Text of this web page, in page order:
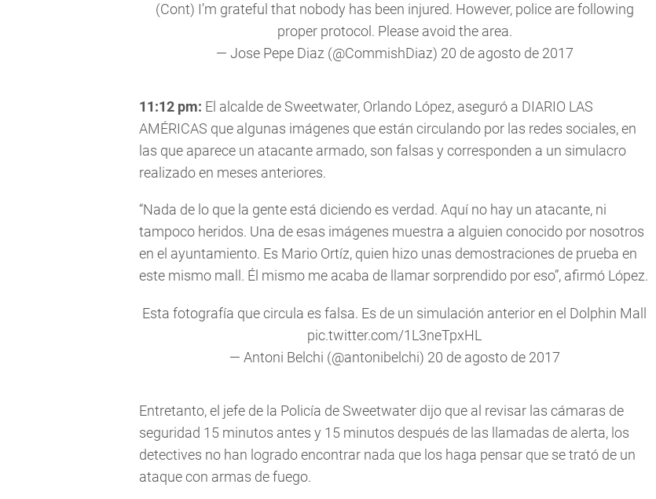
(Cont) I’m grateful that nobody has been injured. However, police are following
proper protocol. Please avoid the area.
— Jose Pepe Diaz (@CommishDiaz) 20 de agosto de 2017
11:12 pm: El alcalde de Sweetwater, Orlando López, aseguró a DIARIO LAS
AMÉRICAS que algunas imágenes que están circulando por las redes sociales, en
las que aparece un atacante armado, son falsas y corresponden a un simulacro
realizado en meses anteriores.
“Nada de lo que la gente está diciendo es verdad. Aquí no hay un atacante, ni
tampoco heridos. Una de esas imágenes muestra a alguien conocido por nosotros
en el ayuntamiento. Es Mario Ortíz, quien hizo unas demostraciones de prueba en
este mismo mall. Él mismo me acaba de llamar sorprendido por eso”, afirmó López.
Esta fotografía que circula es falsa. Es de un simulación anterior en el Dolphin Mall
pic.twitter.com/1L3neTpxHL
— Antoni Belchi (@antonibelchi) 20 de agosto de 2017
Entretanto, el jefe de la Policía de Sweetwater dijo que al revisar las cámaras de
seguridad 15 minutos antes y 15 minutos después de las llamadas de alerta, los
detectives no han logrado encontrar nada que los haga pensar que se trató de un
ataque con armas de fuego.